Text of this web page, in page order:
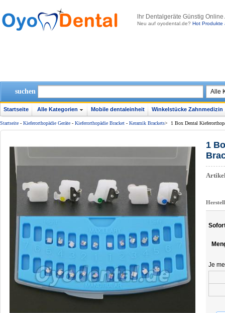
lhr Dentalgeräte Günstig
Neu auf oyodental.de? Hot Produkte
suchen
Startseite Alle Kategorien Mobile dentaleinheit Winkelstücke Zahnmedizin
Startseite - Kieferorthopädie Geräte - Kieferorthopädie Bracket - Keramik Brackets> 1 Box Dental
1
Je